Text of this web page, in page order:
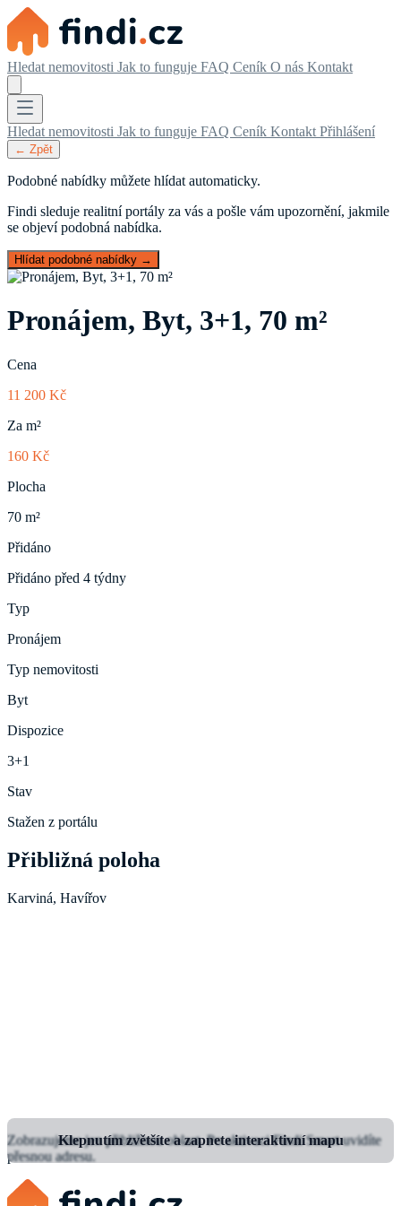
Hledat nemovitosti Jak to funguje FAQ Ceník O nás Kontakt
Hledat nemovitosti Jak to funguje FAQ Ceník Kontakt Přihlášení
← Zpět
Podobné nabídky můžete hlídat automaticky.
Findi sleduje realitní portály za vás a pošle vám upozornění, jakmile
se objeví podobná nabídka.
Hlídat podobné nabídky →
Pronájem, Byt, 3+1, 70 m²
Cena
11 200 Kč
Za m²
160 Kč
Plocha
70 m²
Přidáno
Přidáno před 4 týdny
Typ
Pronájem
Typ nemovitosti
Byt
Dispozice
3+1
Stav
Stažen z portálu
Přibližná poloha
Karviná, Havířov
Klepnutím zvětšíte a zapnete interaktivní mapu
Zobrazujeme jen přibližnou oblast.Po aktivaci Findi Smart uvidíte
přesnou adresu.